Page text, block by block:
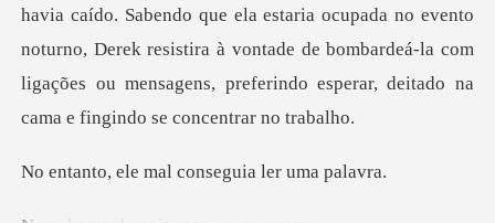
Loja
Histórico
ria ocupada no evento
noturno, Derek resistira à vontade de bombardeá-la com
ligações
mal conseguia